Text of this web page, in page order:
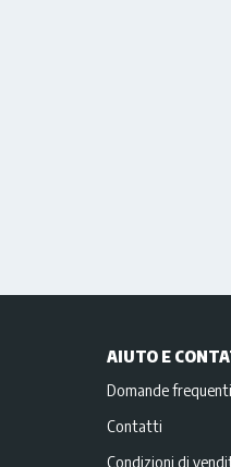
AIUTO E
Domande frequenti
Contatti
Condizioni di